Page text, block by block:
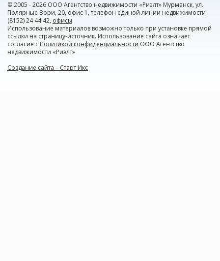
© 2005 - 2026 ООО Агентство недвижимости «Риэлт» Мурманск, ул.
Полярные Зори, 20, офис 1, телефон единой линии недвижимости
(8152) 24 44 42, офисы.
Использование материалов возможно только при установке прямой
ссылки на страницу-источник. Использование сайта означает
согласие с Политикой конфиденциальности ООО Агентство
недвижимости «Риэлт»
Создание сайта – Старт Икс